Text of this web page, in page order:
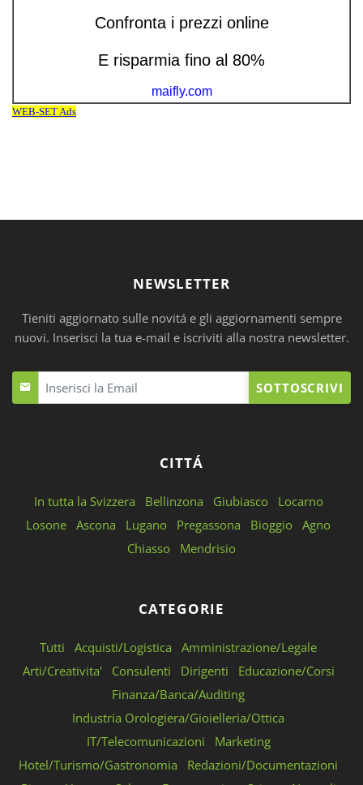
NEWSLETTER
Tieniti aggiornato sulle novitá e gli aggiornamenti sempre
nuovi. Inserisci la tua e-mail e iscriviti alla nostra newsletter.
SOTTOSCRIVI
CITTÁ
In tutta la Svizzera Bellinzona Giubiasco
Locarno
Losone Ascona Lugano Pregassona Bioggio Agno
Chiasso
Mendrisio
CATEGORIE
Tutti Acquisti/Logistica
Amministrazione/Legale
Arti/Creativita'
Consulenti Dirigenti
Educazione/Corsi
Finanza/Banca/Auditing
Industria Orologiera/Gioielleria/Ottica
IT/Telecomunicazioni
Marketing
Hotel/Turismo/Gastronomia
Redazioni/Documentazioni